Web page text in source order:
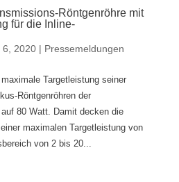
Röntgenröhre mit
für die Inline-
6, 2020| Pressemeldungen
Targetleistung seiner
Röntgenröhren der
80 Watt. Damit decken die
maximalen Targetleistung von
von 2 bis 20...